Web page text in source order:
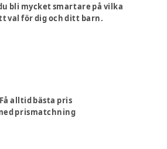
bli mycket smartare på vilka
val för dig och ditt barn.
Få alltid bästa pris
prismatchning